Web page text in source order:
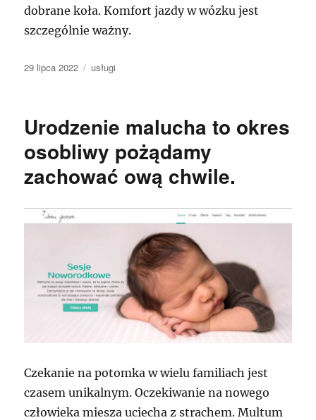
dobrane koła. Komfort jazdy w wózku jest
szczególnie ważny.
Data
29 lipca 2022 Kategorie
usługi
Urodzenie malucha to okres
osobliwy pożądamy
zachować ową chwile.
Czekanie na potomka w wielu familiach jest
czasem unikalnym. Oczekiwanie na nowego
człowieka miesza uciecha z strachem. Multum